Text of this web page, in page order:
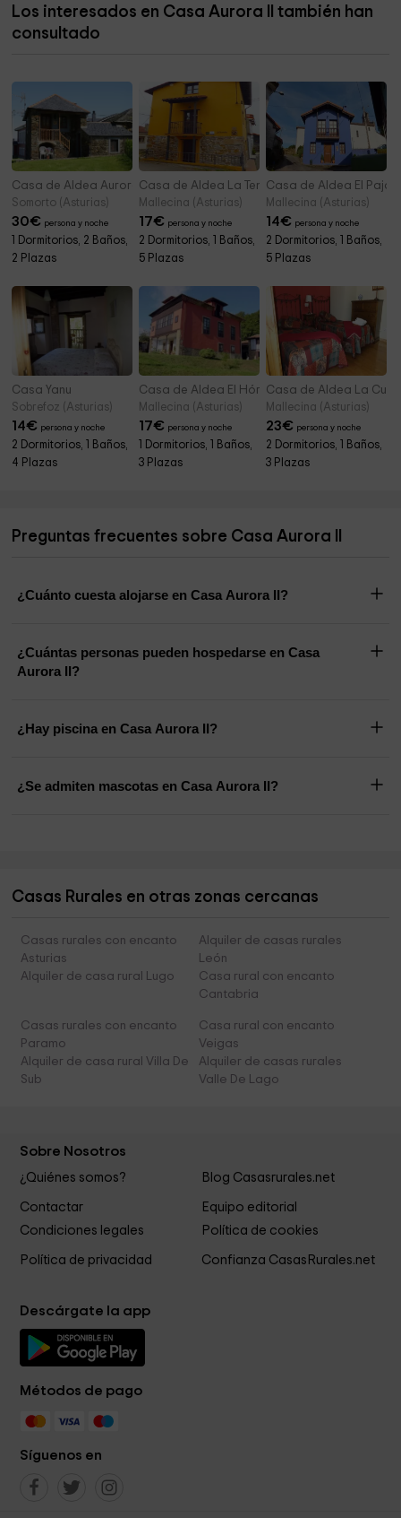
Ayuntamiento de Teverga 4,6 km
Los interesados en Casa Aurora II también han
consultado
Casa de Aldea Aurora
Somorto (Asturias)
30€ persona y noche
1 Dormitorios, 2 Baños,
2 Plazas
Casa de Aldea La Tenada
Mallecina (Asturias)
17€ persona y noche
2 Dormitorios, 1 Baños,
5 Plazas
Casa de Aldea El Pajar
Mallecina (Asturias)
14€ persona y noche
2 Dormitorios, 1 Baños,
5 Plazas
Casa Yanu
Sobrefoz (Asturias)
14€ persona y noche
2 Dormitorios, 1 Baños,
4 Plazas
Casa de Aldea El Hórreo
Mallecina (Asturias)
17€ persona y noche
1 Dormitorios, 1 Baños,
3 Plazas
Casa de Aldea La
Mallecina (Asturias)
23€ persona y noche
2 Dormitorios, 1 Baños,
3 Plazas
Preguntas frecuentes sobre Casa Aurora II
¿Cuánto cuesta alojarse en Casa Aurora II?
¿Cuántas personas pueden hospedarse en Casa
Aurora II?
¿Hay piscina en Casa Aurora II?
¿Se admiten mascotas en Casa Aurora II?
Casas Rurales en otras zonas cercanas
Casas rurales con encanto
Asturias
Alquiler de casas rurales
León
Alquiler de casa rural Lugo
Casa rural con encanto
Cantabria
Casas rurales con encanto
Paramo
Casa rural con encanto
Veigas
Alquiler de casa rural Villa De
Sub
Alquiler de casas rurales
Valle De Lago
Sobre Nosotros
¿Quiénes somos? Blog Casasrurales.net
Contactar
Equipo editorial
Condiciones legales
Política de cookies
Política de privacidad Confianza CasasRurales.net
Descárgate la app
Métodos de pago
Síguenos en